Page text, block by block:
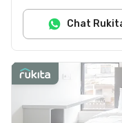
Chat